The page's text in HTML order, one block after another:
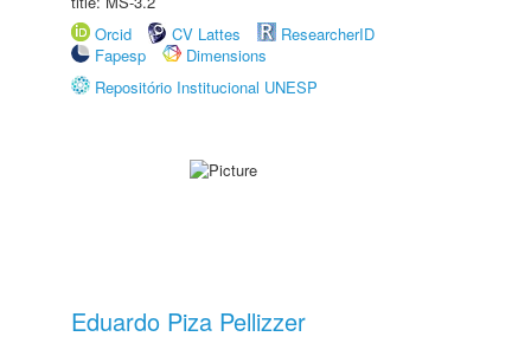
Orcid
CV Lattes
ResearcherID
Fapesp
Dimensions
Repositório Institucional UNESP
Eduardo Piza Pellizzer